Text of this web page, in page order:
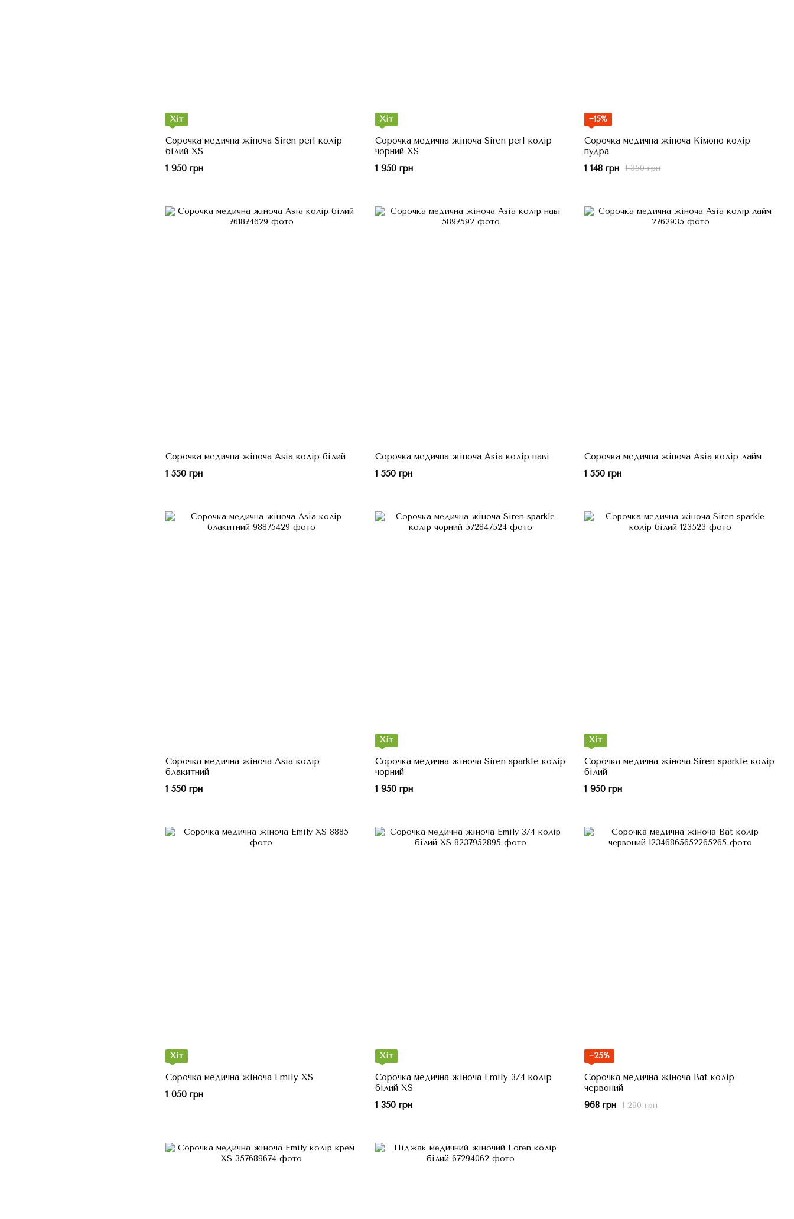
Хіт
Сорочка медична жіноча Siren perl колір
білий XS
1 950 грн
Хіт
Сорочка медична жіноча Siren perl колір
чорний XS
1 950 грн
−15%
Сорочка медична жіноча Кімоно колір
пудра
1 350 грн
1 148 грн
Сорочка медична жіноча Asia колір білий
1 550 грн
Сорочка медична жіноча Asia колір наві
1 550 грн
Сорочка медична жіноча Asia колір лайм
1 550 грн
Сорочка медична жіноча Asia колір
блакитний
1 550 грн
Хіт
Сорочка медична жіноча Siren sparkle колір
чорний
1 950 грн
Хіт
Сорочка медична жіноча Siren sparkle колір
білий
1 950 грн
Хіт
Сорочка медична жіноча Emily XS
1 050 грн
Хіт
Сорочка медична жіноча Emily 3/4 колір
білий XS
1 350 грн
−25%
Сорочка медична жіноча Bat колір
червоний
1 290 грн
968 грн